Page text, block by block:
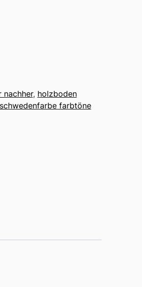
nachher, holzboden
schwedenfarbe farbtöne